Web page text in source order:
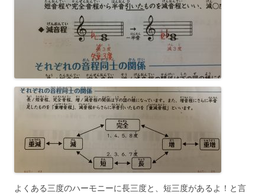
よくある三度のハーモニーに長三度と、短三度があるよ！と言